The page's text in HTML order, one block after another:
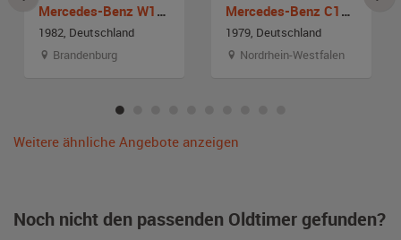
Mercedes-Benz W123 280 CE
1982, Deutschland
Brandenburg
Mercedes-Benz C123 280 CE
1979, Deutschland
Nordrhein-Westfalen
Weitere ähnliche Angebote anzeigen
Noch nicht den passenden Oldtimer gefunden?